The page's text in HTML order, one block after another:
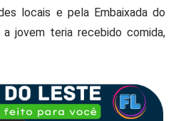
locais e pela Embaixada do
jovem teria recebido comida,